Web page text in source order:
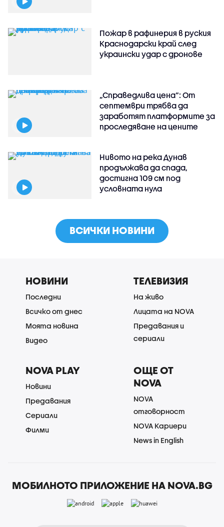
Пожар в рафинерия в руския
Краснодарски край след
украински удар с дронове
„Справедлива цена“: От
септември трябва да
заработят платформите за
проследяване на цените
Нивото на река Дунав
продължава да спада,
достигна 109 см под
условната нула
ВСИЧКИ НОВИНИ
НОВИНИ
Последни
Всичко от днес
Моята новина
Видео
ТЕЛЕВИЗИЯ
На живо
Лицата на NOVA
Предавания и
сериали
NOVA PLAY
Новини
Предавания
Сериали
Филми
ОЩЕ ОТ
NOVA
NOVA
отговорност
NOVA Кариери
News in English
МОБИЛНОТО ПРИЛОЖЕНИЕ НА NOVA.BG